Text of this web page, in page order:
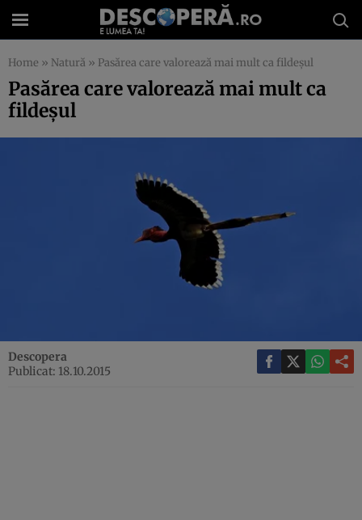
Home » Natură » Pasărea care valorează mai mult ca fildeşul
Pasărea care valorează mai mult ca
fildeşul
Descopera
Publicat: 18.10.2015